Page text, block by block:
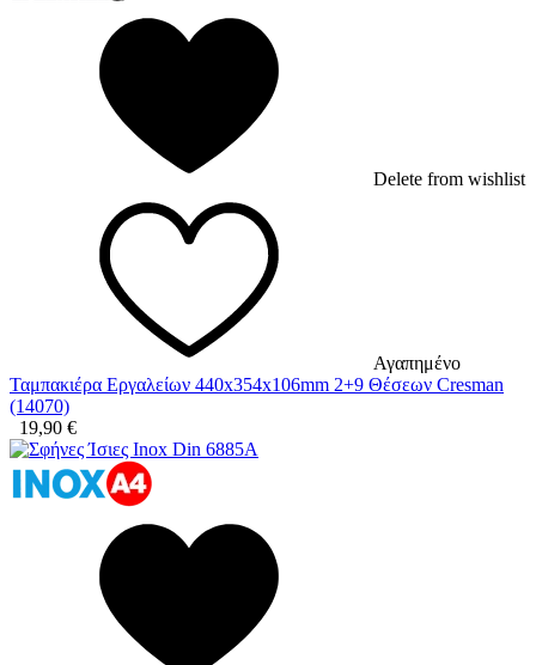
Delete from wishlist
Αγαπημένο
Ταμπακιέρα Εργαλείων 440x354x106mm 2+9 Θέσεων Cresman
(14070)
19,90 €